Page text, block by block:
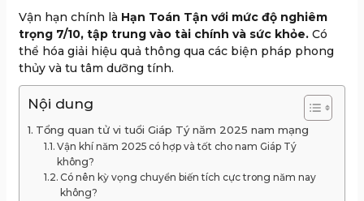
Vận hạn chính là Hạn Toán Tận với mức độ nghiêm
trọng 7/10, tập trung vào tài chính và sức khỏe. Có
thể hóa giải hiệu quả thông qua các biện pháp phong
thủy và tu tâm dưỡng tính.
Nội dung
Tổng quan tử vi tuổi Giáp Tý năm 2025 nam mạng
Vận khí năm 2025 có hợp và tốt cho nam Giáp Tý
không?
Có nên kỳ vọng chuyển biến tích cực trong năm nay
không?